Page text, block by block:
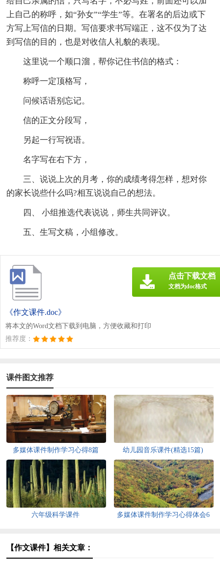
上自己的称呼，如“孙女”“学生”等。在署名的后边或下
方写上写信的日期。写信要求书写端正，这不仅为了达
到写信的目的，也是对收信人礼貌的表现。
这里说一个顺口溜，帮你记住书信的格式：
称呼一定顶格写，
问候话语别忘记。
信的正文分段写，
另起一行写祝语。
名字写在右下方，
三、说说上次的月考，你的成绩考得怎样，想对你
的家长说些什么吗?相互说说自己的想法。
四、 小组推选代表说说，师生共同评议。
五、生写文稿，小组修改。
《作文课件.doc》
将本文的Word文档下载到电脑，方便收藏和打印
推荐度：
点击下载文档
文档为doc格式
课件图文推荐
多媒体课件制作学习心得8篇 幼儿园音乐课件(精选15篇)
六年级科学课件
多媒体课件制作学习心得体会6
【作文课件】相关文章：